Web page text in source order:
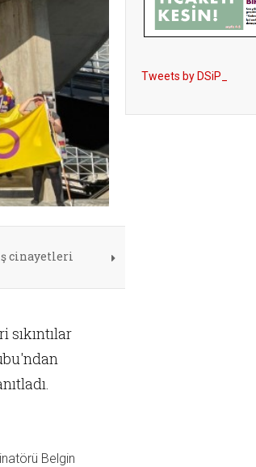
cinayetleri
Belgin
Tweets by DSiP_